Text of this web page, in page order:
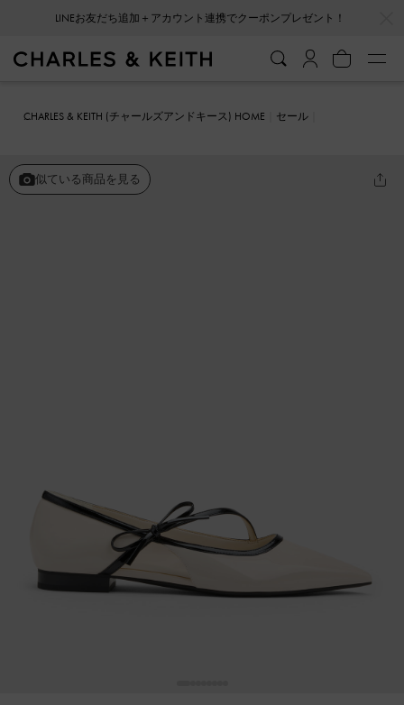
LINEお友だち追加＋アカウント連携でクーポンプレゼント！
CHARLES & KEITH (チャールズアンドキース) HOME
セール
似ている商品を見る